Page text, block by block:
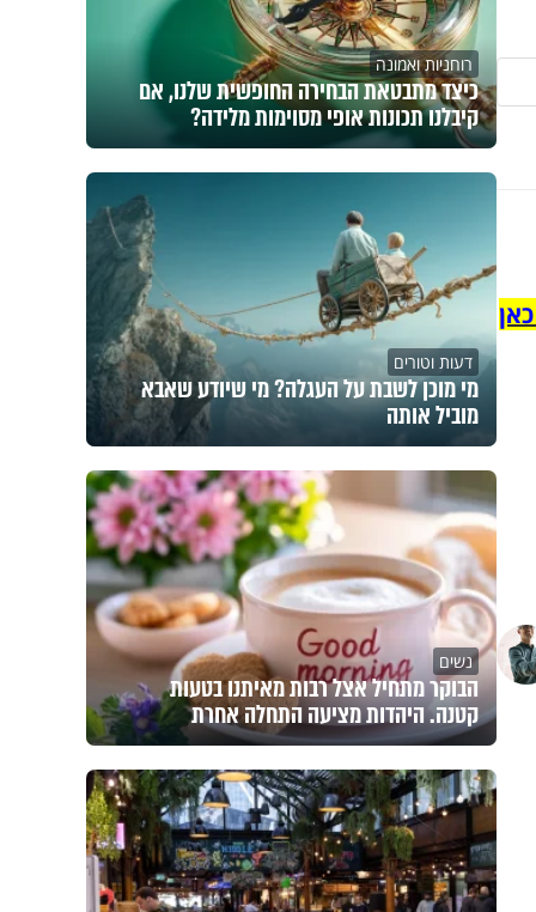
רוחניות ואמונה
כיצד מתבטאת הבחירה החופשית שלנו, אם
קיבלנו תכונות אופי מסוימות מלידה?
דעות וטורים
מי מוכן לשבת על העגלה? מי שיודע שאבא
מוביל אותה
נשים
הבוקר מתחיל אצל רבות מאיתנו בטעות
קטנה. היהדות מציעה התחלה אחרת